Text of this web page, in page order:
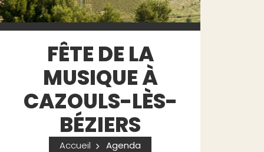
FÊTE DE LA
MUSIQUE À
CAZOULS-LÈS-
BÉZIERS
Accueil Agenda